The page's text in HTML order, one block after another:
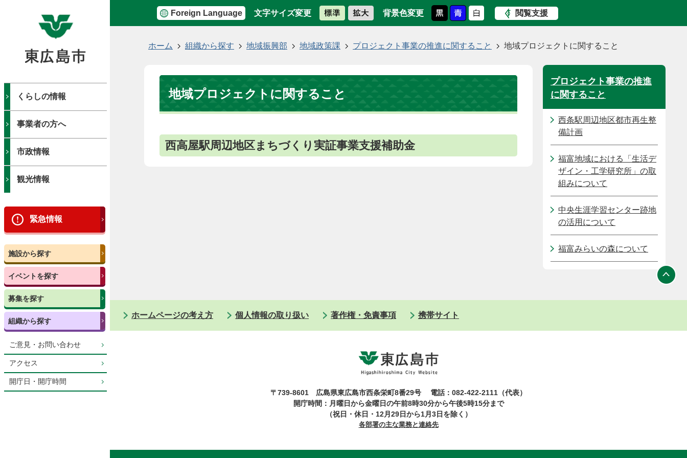
Foreign Language 文字サイズ変更 背景色変更 閲覧支援
くらしの情報
事業者の方へ
市政情報
観光情報
緊急情報
施設から探す
イベントを探す
募集を探す
組織から探す
ご意見・お問い合わせ
アクセス
開庁日・開庁時間
ホーム 組織から探す 地域振興部 地域政策課 プロジェクト事業の推進に関すること 地域プロジェクトに関すること
地域プロジェクトに関すること
西高屋駅周辺地区まちづくり実証事業支援補助金
プロジェクト事業の推進
に関すること
西条駅周辺地区都市再生整
備計画
福富地域における「生活デ
ザイン・工学研究所」の取
組みについて
中央生涯学習センター跡地
の活用について
福富みらいの森について
ホームページの考え方 個人情報の取り扱い 著作権・免責事項 携帯サイト
〒739-8601 広島県東広島市西条栄町8番29号
電話：082-422-2111（代表）
開庁時間：月曜日から金曜日の午前8時30分から午後5時15分まで
（祝日・休日・12月29日から1月3日を除く）
各部署の主な業務と連絡先